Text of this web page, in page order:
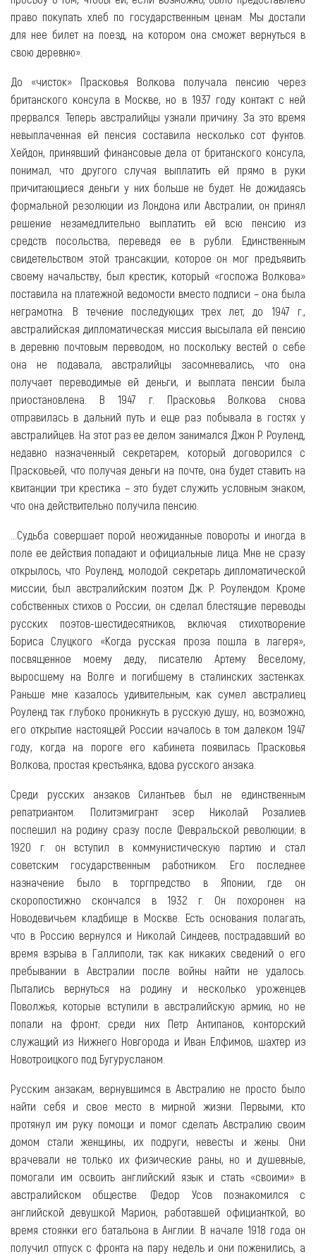
право покупать хлеб по государственным ценам. Мы достали
для нее билет на поезд, на котором она сможет вернуться в
свою деревню».
До «чисток» Прасковья Волкова получала пенсию через
британского консула в Москве, но в 1937 году контакт с ней
прервался. Теперь австралийцы узнали причину. За это время
невыплаченная ей пенсия составила несколько сот фунтов.
Хейдон, принявший финансовые дела от британского консула,
понимал, что другого случая выплатить ей прямо в руки
причитающиеся деньги у них больше не будет. Не дожидаясь
формальной резолюции из Лондона или Австралии, он принял
решение незамедлительно выплатить ей всю пенсию из
средств посольства, переведя ее в рубли. Единственным
свидетельством этой трансакции, которое он мог предъявить
своему начальству, был крестик, который «госпожа Волкова»
поставила на платежной ведомости вместо подписи – она была
неграмотна. В течение последующих трех лет, до 1947 г.,
австралийская дипломатическая миссия высылала ей пенсию
в деревню почтовым переводом, но поскольку вестей о себе
она не подавала, австралийцы засомневались, что она
получает переводимые ей деньги, и выплата пенсии была
приостановлена. В 1947 г. Прасковья Волкова снова
отправилась в дальний путь и еще раз побывала в гостях у
австралийцев. На этот раз ее делом занимался Джон Р. Роуленд,
недавно назначенный секретарем, который договорился с
Прасковьей, что получая деньги на почте, она будет ставить на
квитанции три крестика – это будет служить условным знаком,
что она действительно получила пенсию.
…Судьба совершает порой неожиданные повороты и иногда в
поле ее действия попадают и официальные лица. Мне не сразу
открылось, что Роуленд, молодой секретарь дипломатической
миссии, был австралийским поэтом Дж. Р. Роулендом. Кроме
собственных стихов о России, он сделал блестящие переводы
русских поэтов-шестидесятников, включая стихотворение
Бориса Слуцкого «Когда русская проза пошла в лагеря»,
посвященное моему деду, писателю Артему Веселому,
выросшему на Волге и погибшему в сталинских застенках.
Раньше мне казалось удивительным, как сумел австралиец
Роуленд так глубоко проникнуть в русскую душу, но, возможно,
его открытие настоящей России началось в том далеком 1947
году, когда на пороге его кабинета появилась Прасковья
Волкова, простая крестьянка, вдова русского анзака.
Среди русских анзаков Силантьев был не единственным
репатриантом. Политэмигрант эсер Николай Розалиев
поспешил на родину сразу после Февральской революции; в
1920 г. он вступил в коммунистическую партию и стал
советским государственным работником. Его последнее
назначение было в торгпредство в Японии, где он
скоропостижно скончался в 1932 г. Он похоронен на
Новодевичьем кладбище в Москве. Есть основания полагать,
что в Россию вернулся и Николай Синдеев, пострадавший во
время взрыва в Галлиполи, так как никаких сведений о его
пребывании в Австралии после войны найти не удалось.
Пытались вернуться на родину и несколько уроженцев
Поволжья, которые вступили в австралийскую армию, но не
попали на фронт; среди них Петр Антипанов, конторский
служащий из Нижнего Новгорода и Иван Елфимов, шахтер из
Новотроицкого под Бугурусланом.
Русским анзакам, вернувшимся в Австралию не просто было
найти себя и свое место в мирной жизни. Первыми, кто
протянул им руку помощи и помог сделать Австралию своим
домом стали женщины, их подруги, невесты и жены. Они
врачевали не только их физические раны, но и душевные,
помогали им освоить английский язык и стать «своими» в
австралийском обществе. Федор Усов познакомился с
английской девушкой Марион, работавшей официанткой, во
время стоянки его батальона в Англии. В начале 1918 года он
получил отпуск с фронта на пару недель и они поженились, а